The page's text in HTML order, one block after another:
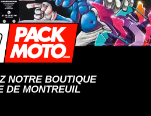
NOTRE BOUTIQUE
DE MONTREUIL